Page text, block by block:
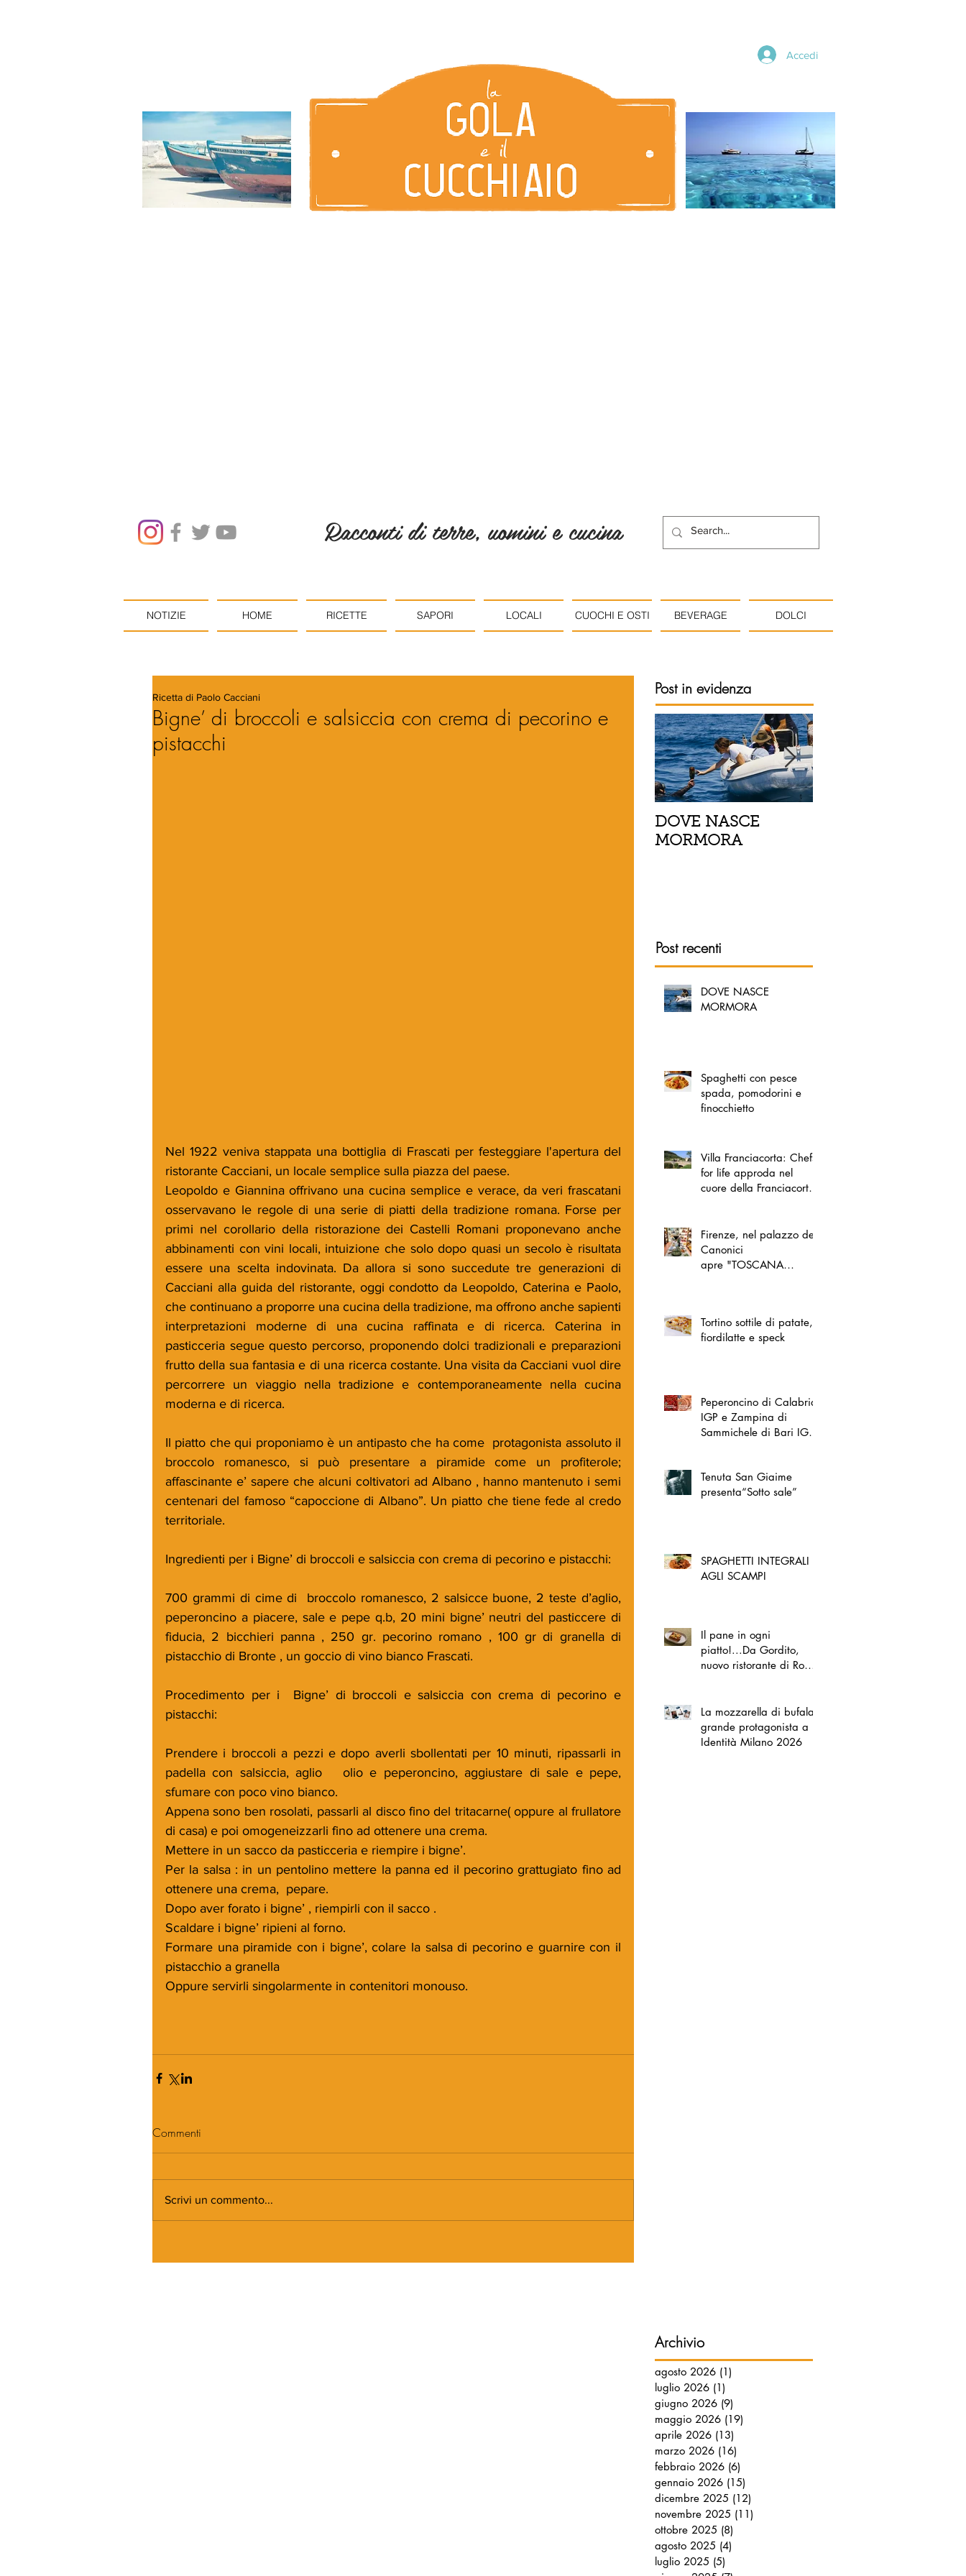
Accedi
Racconti di terre, uomini e cucina
NOTIZIE HOME RICETTE SAPORI LOCALI CUOCHI E OSTI BEVERAGE DOLCI
Bigne’ di broccoli e salsiccia con crema di pecorino e
pistacchi
Ricetta di Paolo Cacciani
Nel 1922 veniva stappata una bottiglia di Frascati per festeggiare l'apertura del
ristorante Cacciani, un locale semplice sulla piazza del paese.
Leopoldo e Giannina offrivano una cucina semplice e verace, da veri frascatani
osservavano le regole di una serie di piatti della tradizione romana. Forse per
primi nel corollario della ristorazione dei Castelli Romani proponevano anche
abbinamenti con vini locali, intuizione che solo dopo quasi un secolo è risultata
essere una scelta indovinata. Da allora si sono succedute tre generazioni di
Cacciani alla guida del ristorante, oggi condotto da Leopoldo, Caterina e Paolo,
che continuano a proporre una cucina della tradizione, ma offrono anche sapienti
interpretazioni moderne di una cucina raffinata e di ricerca. Caterina in
pasticceria segue questo percorso, proponendo dolci tradizionali e preparazioni
frutto della sua fantasia e di una ricerca costante. Una visita da Cacciani vuol dire
percorrere un viaggio nella tradizione e contemporaneamente nella cucina
moderna e di ricerca.
Il piatto che qui proponiamo è un antipasto che ha come  protagonista assoluto il
broccolo romanesco, si può presentare a piramide come un profiterole;
affascinante e’ sapere che alcuni coltivatori ad Albano , hanno mantenuto i semi
centenari del famoso “capoccione di Albano”. Un piatto che tiene fede al credo
territoriale.
Ingredienti per i Bigne’ di broccoli e salsiccia con crema di pecorino e pistacchi:
700 grammi di cime di  broccolo romanesco, 2 salsicce buone, 2 teste d’aglio,
peperoncino a piacere, sale e pepe q.b, 20 mini bigne’ neutri del pasticcere di
fiducia, 2 bicchieri panna , 250 gr. pecorino romano , 100 gr di granella di
pistacchio di Bronte , un goccio di vino bianco Frascati.
Procedimento per i  Bigne’ di broccoli e salsiccia con crema di pecorino e
pistacchi:
Prendere i broccoli a pezzi e dopo averli sbollentati per 10 minuti, ripassarli in
padella con salsiccia, aglio   olio e peperoncino, aggiustare di sale e pepe,
sfumare con poco vino bianco.
Appena sono ben rosolati, passarli al disco fino del tritacarne( oppure al frullatore
di casa) e poi omogeneizzarli fino ad ottenere una crema.
Mettere in un sacco da pasticceria e riempire i bigne’.
Per la salsa : in un pentolino mettere la panna ed il pecorino grattugiato fino ad
ottenere una crema,  pepare.
Dopo aver forato i bigne’ , riempirli con il sacco .
Scaldare i bigne’ ripieni al forno.
Formare una piramide con i bigne’, colare la salsa di pecorino e guarnire con il
pistacchio a granella
Oppure servirli singolarmente in contenitori monouso.
Commenti
Scrivi un commento...
Post in evidenza
DOVE NASCE
MORMORA
Post recenti
DOVE NASCE
MORMORA
Spaghetti con pesce
spada, pomodorini e
finocchietto
Villa Franciacorta: Chefs
for life approda nel
cuore della Franciacorta,
Firenze, nel palazzo dei
Canonici
apre "TOSCANA
Tortino sottile di patate,
fiordilatte e speck
Peperoncino di Calabria
IGP e Zampina di
Sammichele di Bari IGP
Tenuta San Giaime
presenta“Sotto sale”
SPAGHETTI INTEGRALI
AGLI SCAMPI
Il pane in ogni
piatto!...Da Gordito,
nuovo ristorante di Roma
La mozzarella di bufala
grande protagonista a
Identità Milano 2026
Archivio
agosto 2026 (1)
luglio 2026 (1)
giugno 2026 (9)
maggio 2026 (19)
aprile 2026 (13)
marzo 2026 (16)
febbraio 2026 (6)
gennaio 2026 (15)
dicembre 2025 (12)
novembre 2025 (11)
ottobre 2025 (8)
agosto 2025 (4)
luglio 2025 (5)